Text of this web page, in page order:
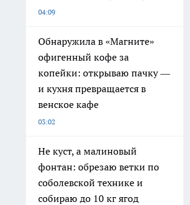
04:09
Обнаружила в «Магните»
офигенный кофе за
копейки: открываю пачку —
и кухня превращается в
венское кафе
03:02
Не куст, а малиновый
фонтан: обрезаю ветки по
соболевской технике и
собираю до 10 кг ягод